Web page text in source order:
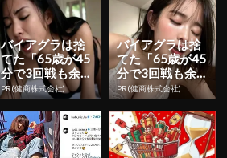
バイアグラは捨
てた「65歳が45
分で3回戦も余
裕」980円で朝
まで絶好調！
PR(健商株式会社)
バイアグラは捨
てた「65歳が45
分で3回戦も余
裕」980円で朝
まで絶好調！
PR(健商株式会社)